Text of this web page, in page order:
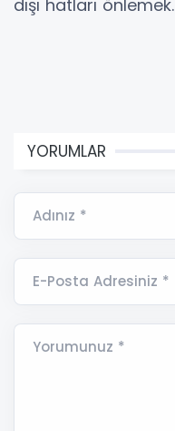
dışı hatları önlemek.
YORUMLAR
Adınız *
E-Posta Adresiniz *
Yorumunuz *